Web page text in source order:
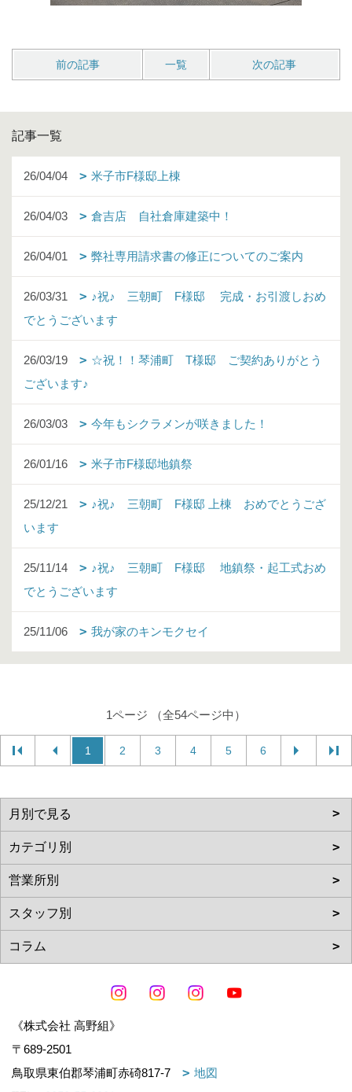
前の記事 一覧 次の記事
記事一覧
26/04/04 米子市F様邸上棟
26/04/03 倉吉店 自社倉庫建築中！
26/04/01 弊社専用請求書の修正についてのご案内
26/03/31
♪祝♪ 三朝町 F様邸 完成・お引渡しおめ
でとうございます
26/03/19
☆祝！！琴浦町 T様邸 ご契約ありがとう
ございます♪
26/03/03 今年もシクラメンが咲きました！
26/01/16 米子市F様邸地鎮祭
25/12/21
♪祝♪ 三朝町 F様邸 上棟 おめでとうござ
います
25/11/14
♪祝♪ 三朝町 F様邸 地鎮祭・起工式おめ
でとうございます
25/11/06 我が家のキンモクセイ
1ページ （全54ページ中）
1 2 3 4 5 6
《株式会社 高野組》
〒689-2501
鳥取県東伯郡琴浦町赤碕817-7
地図